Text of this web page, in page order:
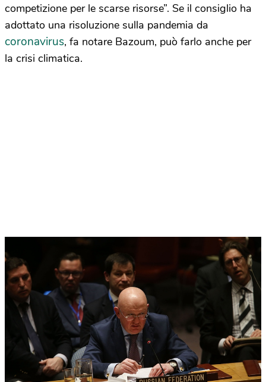
competizione per le scarse risorse”. Se il consiglio ha
adottato una risoluzione sulla pandemia da
coronavirus, fa notare Bazoum, può farlo anche per
la crisi climatica.